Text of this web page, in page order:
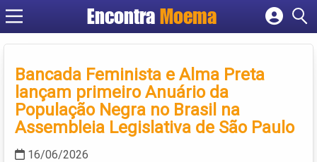
Encontra Moema
Criar conta
Bancada Feminista e Alma Preta
lançam primeiro Anuário da
População Negra no Brasil na
Assembleia Legislativa de São Paulo
16/06/2026